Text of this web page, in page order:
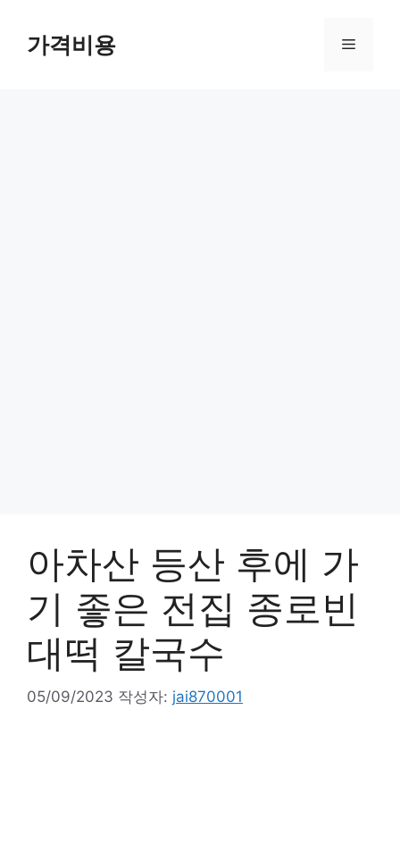
가격비용 메
아차산 등산 후에 가
기 좋은 전집 종로빈
대떡 칼국수
05/09/2023 작성자: jai870001